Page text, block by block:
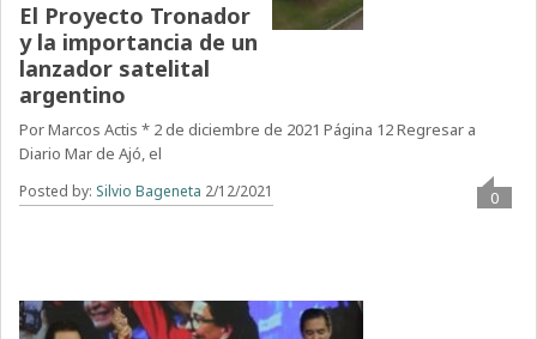
El Proyecto Tronador
y la importancia de un
lanzador satelital
argentino
Por Marcos Actis * 2 de diciembre de 2021 Página 12 Regresar a
Diario Mar de Ajó, el
Posted by: Silvio Bageneta 2/12/2021 0